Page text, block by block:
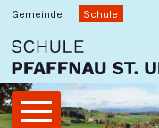
Navigieren
Gemeinde Schule
Hauptnavigation